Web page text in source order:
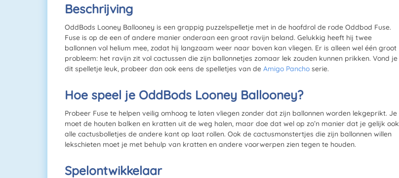
Beschrijving
OddBods Looney Ballooney is een grappig puzzelspelletje met in de hoofdrol de rode Oddbod Fuse.
Fuse is op de een of andere manier onderaan een groot ravijn beland. Gelukkig heeft hij twee
ballonnen vol helium mee, zodat hij langzaam weer naar boven kan vliegen. Er is alleen wel één groot
probleem: het ravijn zit vol cactussen die zijn ballonnetjes zomaar lek zouden kunnen prikken. Vond je
dit spelletje leuk, probeer dan ook eens de spelletjes van de Amigo Pancho serie.
Hoe speel je OddBods Looney Ballooney?
Probeer Fuse te helpen veilig omhoog te laten vliegen zonder dat zijn ballonnen worden lekgeprikt. Je
moet de houten balken en kratten uit de weg halen, maar doe dat wel op zo’n manier dat je gelijk ook
alle cactusbolletjes de andere kant op laat rollen. Ook de cactusmonstertjes die zijn ballonnen willen
lekschieten moet je met behulp van kratten en andere voorwerpen zien tegen te houden.
Spelontwikkelaar